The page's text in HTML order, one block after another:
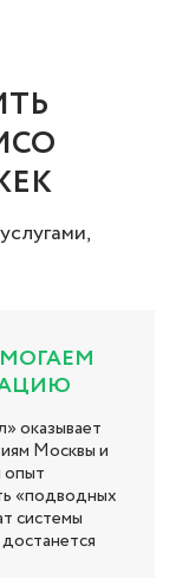
оказывает
Москвы и
опыт
«подводных
системы